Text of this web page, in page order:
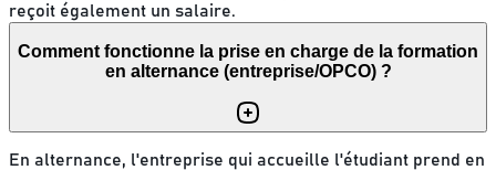
reçoit également un salaire.
Comment fonctionne la prise en charge de la formation
en alternance (entreprise/OPCO) ?
En alternance, l'entreprise qui accueille l'étudiant prend en